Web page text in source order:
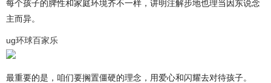
每个孩子的脾性和家庭环境齐不一样，讲明注解步地也理当因东说念
主而异。
ug环球百家乐
最重要的是，咱们要搁置僵硬的理念，用爱心和闪耀去对待孩子。